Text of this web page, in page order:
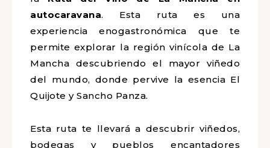
autocaravana. Esta ruta es una
experiencia enogastronómica que te
permite explorar la región vinícola de La
Mancha descubriendo el mayor viñedo
del mundo, donde pervive la esencia El
Quijote y Sancho Panza.
Esta ruta te llevará a descubrir viñedos,
bodegas y pueblos encantadores